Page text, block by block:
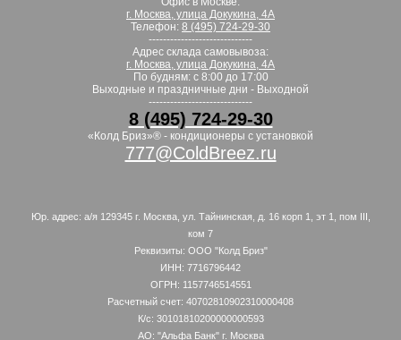
г. Москва, улица Докукина, 4А
Телефон: 8 (495) 724-29-30
-----------------------------
Адрес склада самовывоза:
г. Москва, улица Докукина, 4А
По будням: с 8:00 до 17:00
Выходные и праздничные дни - Выходной
-----------------------------
8 (495) 724-29-30
«Колд Бриз»® - кондиционеры с установкой
777@ColdBreez.ru
Юр. адрес: а/я 129345 г. Москва, ул. Тайнинская, д. 16 корп 1, эт 1, пом III,
ком 7
Реквизиты: ООО "Колд Бриз"
ИНН: 7716796442
ОГРН: 1157746514551
Расчетный счет: 40702810902310000408
К/с: 30101810200000000593
АО: "Альфа Банк" г. Москва